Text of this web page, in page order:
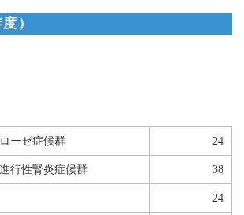
）
ーゼ症候群 24
行性腎炎症候群 38
24